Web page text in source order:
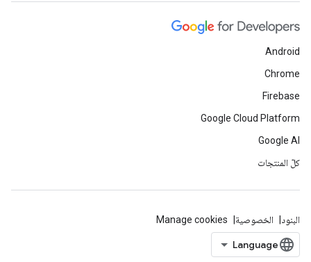
Android
Chrome
Firebase
Google Cloud Platform
Google AI
كلّ المنتجات
البنود الخصوصية Manage cookies